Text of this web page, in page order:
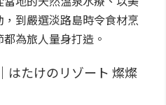
到嚴選淡路島時令食材烹
為旅人量身打造。